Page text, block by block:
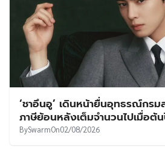
‘ชาอึนอู’ เดินหน้ายื่นอุทธรณ์กรม
ภาษีย้อนหลังเต็มจำนวนไปเมื่อต้
BySwarmOn02/08/2026